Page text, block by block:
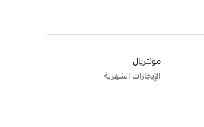
مونتريال
الإيجارات الشهرية